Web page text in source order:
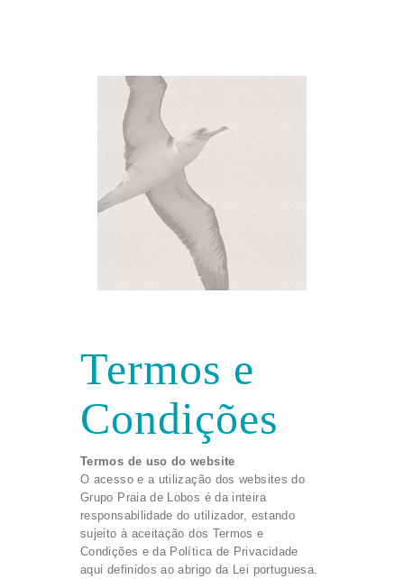
Termos e
Condições
Termos de uso do website
O acesso e a utilização dos websites do
Grupo Praia de Lobos é da inteira
responsabilidade do utilizador, estando
sujeito à aceitação dos Termos e
Condições e da Política de Privacidade
aqui definidos ao abrigo da Lei portuguesa.